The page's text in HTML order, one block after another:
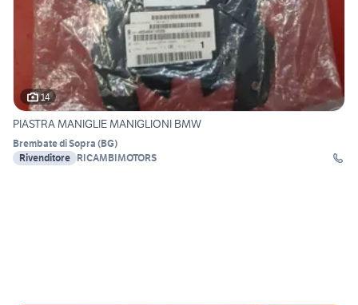
14
PIASTRA MANIGLIE MANIGLIONI BMW
Brembate di Sopra (BG)
Rivenditore RICAMBIMOTORS